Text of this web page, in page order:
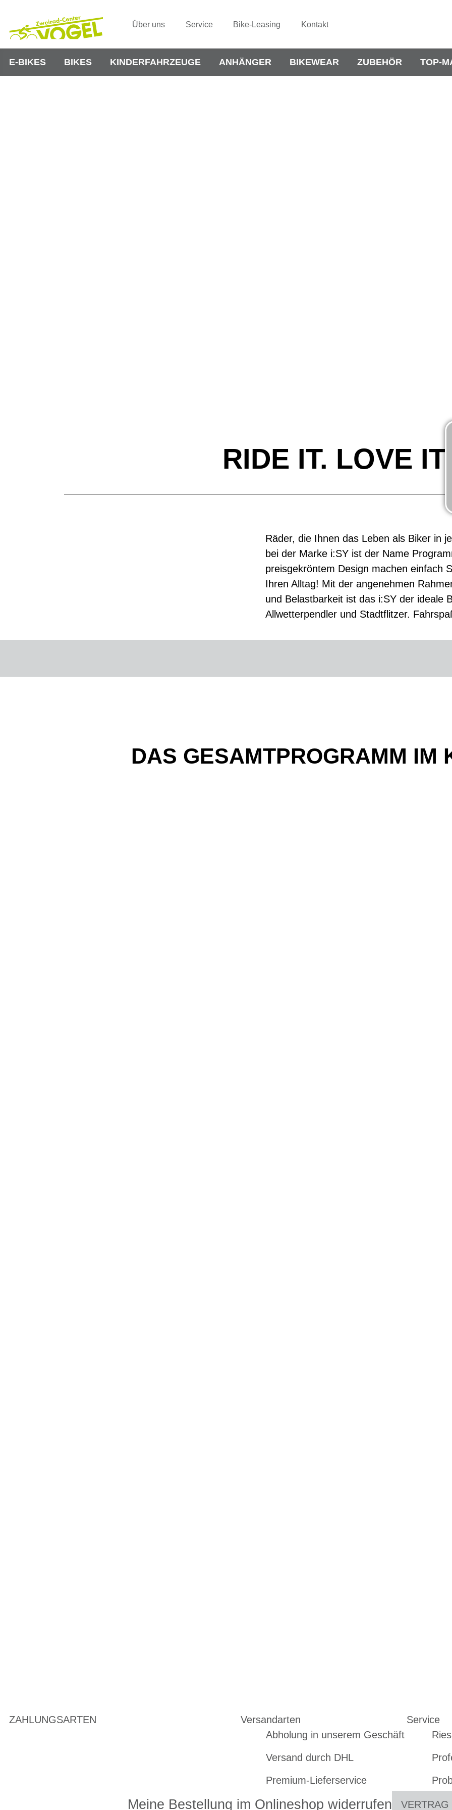
Über uns Service Bike-Leasing Kontakt
E-BIKES BIKES KINDERFAHRZEUGE ANHÄNGER BIKEWEAR ZUBEHÖR TOP-
RIDE IT. LOVE IT!
Räder, die Ihnen das Leben als Biker in
bei der Marke i:SY ist der Name
preisgekröntem Design machen einfach
Ihren Alltag! Mit der angenehmen
und Belastbarkeit ist das i:SY der ideale
Allwetterpendler und Stadtflitzer.
DAS GESAMTPROGRAMM IM
ZAHLUNGSARTEN
Versandarten
Abholung in unserem Geschäft
Versand durch DHL
Premium-Lieferservice
Service
Meine Bestellung im Onlineshop widerrufen VERTRAG